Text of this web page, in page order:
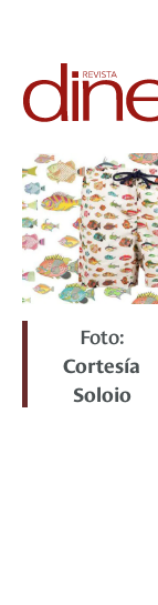
Foto:
Cortesía
Soloio